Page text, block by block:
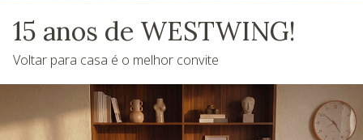
15 anos de WESTWING!
Voltar para casa é o melhor convite